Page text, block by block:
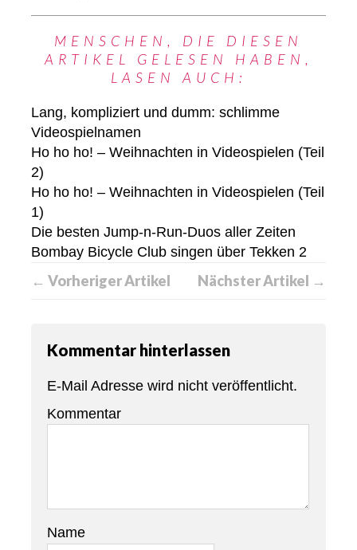
MENSCHEN, DIE DIESEN
ARTIKEL GELESEN HABEN,
LASEN AUCH:
Lang, kompliziert und dumm: schlimme
Videospielnamen
Ho ho ho! – Weihnachten in Videospielen (Teil
2)
Ho ho ho! – Weihnachten in Videospielen (Teil
1)
Die besten Jump-n-Run-Duos aller Zeiten
Bombay Bicycle Club singen über Tekken 2
← Vorheriger Artikel Nächster Artikel →
Kommentar hinterlassen
E-Mail Adresse wird nicht veröffentlicht.
Kommentar
Name